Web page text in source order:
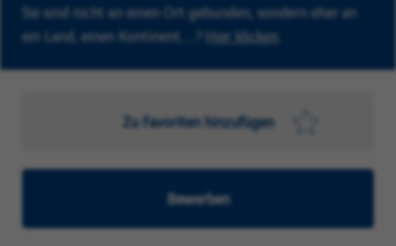
Sie sind nicht an einen Ort gebunden, sondern eher an
ein Land, einen Kontinent, …? Hier klicken
Zu Favoriten hinzufügen
Bewerben